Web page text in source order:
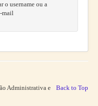
o username ou a
mail
Back to Top
Administrativa e